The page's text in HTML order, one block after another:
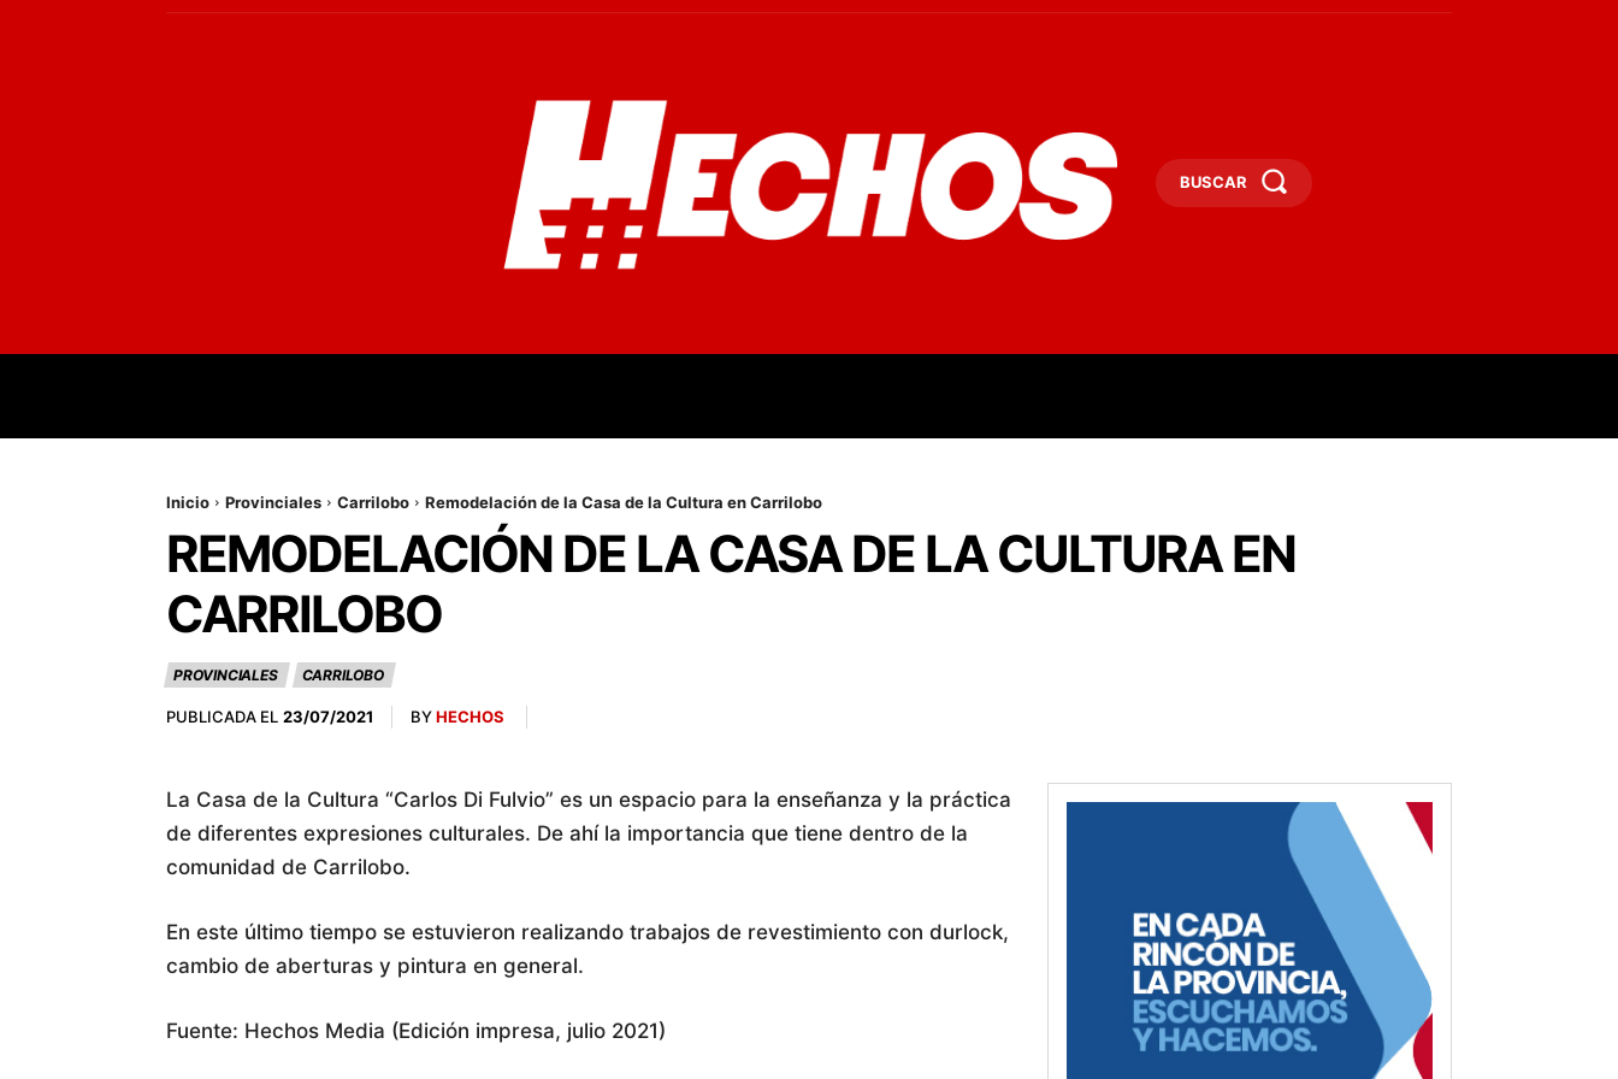
BUSCAR
Inicio Provinciales Carrilobo Remodelación de la Casa de la Cultura en Carrilobo
REMODELACIÓN DE LA CASA DE LA CULTURA EN
CARRILOBO
PROVINCIALES CARRILOBO
PUBLICADA EL 23/07/2021 BYHECHOS
La Casa de la Cultura “Carlos Di Fulvio” es un espacio para la enseñanza y la práctica
de diferentes expresiones culturales. De ahí la importancia que tiene dentro de la
comunidad de Carrilobo.
En este último tiempo se estuvieron realizando trabajos de revestimiento con durlock,
cambio de aberturas y pintura en general.
Fuente: Hechos Media (Edición impresa, julio 2021)